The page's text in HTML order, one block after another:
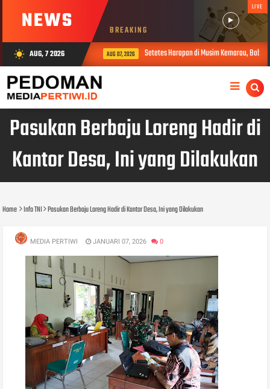
NEWS BREAKING
LIVE
wb_sunny AUG, 7 2026 AUG 07, 2026 Setetes Harapan di Musim Kemarau,
Pasukan Berbaju Loreng Hadir di
Kantor Desa, Ini yang Dilakukan
Home Info TNI Pasukan Berbaju Loreng Hadir di Kantor Desa, Ini yang Dilakukan
MEDIA PERTIWI JANUARI 07, 2026 0